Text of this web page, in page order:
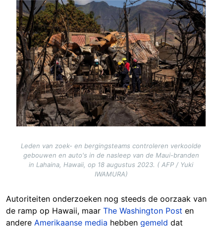
Image
Leden van zoek- en bergingsteams controleren verkoolde
gebouwen en auto's in de nasleep van de Maui-branden
in Lahaina, Hawaii, op 18 augustus 2023. ( AFP / Yuki
IWAMURA)
Autoriteiten onderzoeken nog steeds de oorzaak van
de ramp op Hawaii, maar The Washington Post en
andere Amerikaanse media hebben gemeld dat